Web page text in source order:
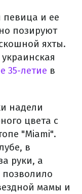
певица и ее
позируют
яхты.
35-летие в
надели
цвета с
"Miami".
в
руки, а
позволило
мамы и